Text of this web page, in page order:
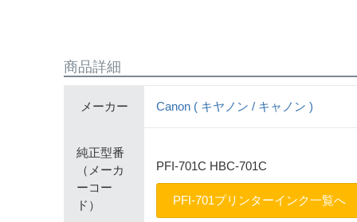
商品詳細
メーカー Canon ( キヤノン / キャノン )
純正型番
（メーカ
ーコー
ド）
PFI-701C HBC-701C
PFI-701プリンターインク一覧へ